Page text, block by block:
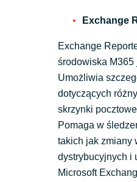
Exchange
Exchange
środowiska
Umożliwia
dotyczących
skrzynki
Pomaga w
takich jak zmiany
dystrybucyjnych i
Microsoft